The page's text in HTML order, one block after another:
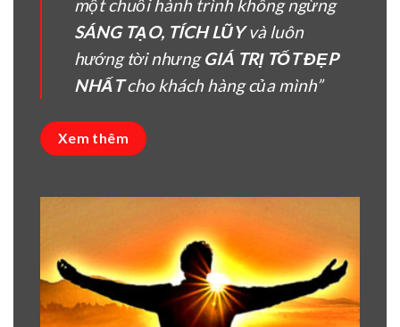
một chuối hành trình không ngừng
SÁNG TẠO, TÍCH LŨYvà luôn
hướng tời nhưngGIÁ TRỊ TỐT ĐẸP
NHẤTcho khách hàng của mình”
Xem thêm